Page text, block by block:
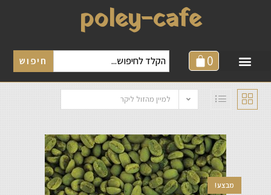
poley-cafe
0 חיפוש
למיין מהזול ליקר
מבצע!